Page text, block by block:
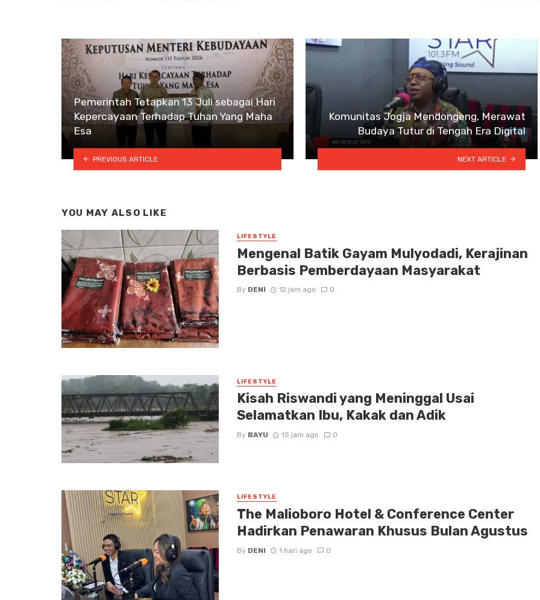
Pemerintah Tetapkan 13 Juli sebagai Hari
Kepercayaan Terhadap Tuhan Yang Maha
Esa
PREVIOUS ARTICLE
Komunitas Jogja Mendongeng, Merawat
Budaya Tutur di Tengah Era Digital
NEXT ARTICLE
YOU MAY ALSO LIKE
LIFESTYLE
Mengenal Batik Gayam Mulyodadi, Kerajinan
Berbasis Pemberdayaan Masyarakat
By DENI 12 jam ago 0
LIFESTYLE
Kisah Riswandi yang Meninggal Usai
Selamatkan Ibu, Kakak dan Adik
By BAYU 15 jam ago 0
LIFESTYLE
The Malioboro Hotel & Conference Center
Hadirkan Penawaran Khusus Bulan Agustus
By DENI 1 hari ago 0